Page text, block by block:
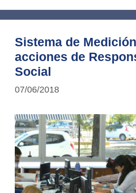
Sistema de
acciones de
Social
07/06/2018